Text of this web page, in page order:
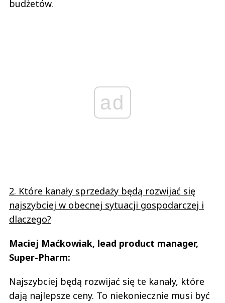
budżetów.
ad
2. Które kanały sprzedaży będą rozwijać się
najszybciej w obecnej sytuacji gospodarczej i
dlaczego?
Maciej Maćkowiak, lead product manager,
Super-Pharm:
Najszybciej będą rozwijać się te kanały, które
dają najlepsze ceny. To niekoniecznie musi być